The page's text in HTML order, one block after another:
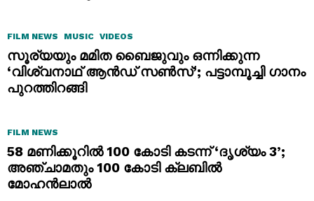
FILM NEWS MUSIC VIDEOS
സൂര്യയും മമിത ബൈജുവും ഒന്നിക്കുന്ന
‘വിശ്വനാഥ് ആൻഡ് സൺസ്’; പട്ടാമ്പൂച്ചി ഗാനം
പുറത്തിറങ്ങി
FILM NEWS
58 മണിക്കൂറിൽ 100 കോടി കടന്ന് ‘ദൃശ്യം 3’;
അഞ്ചാമതും 100 കോടി ക്ലബിൽ
മോഹൻലാൽ